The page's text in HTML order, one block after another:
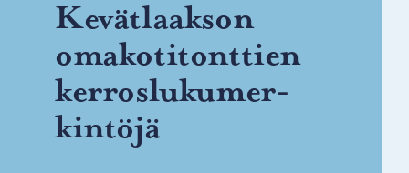
Ke­vät­laak­son
oma­ko­ti­tont­tien
ker­ros­lu­ku­mer­
kin­tö­jä